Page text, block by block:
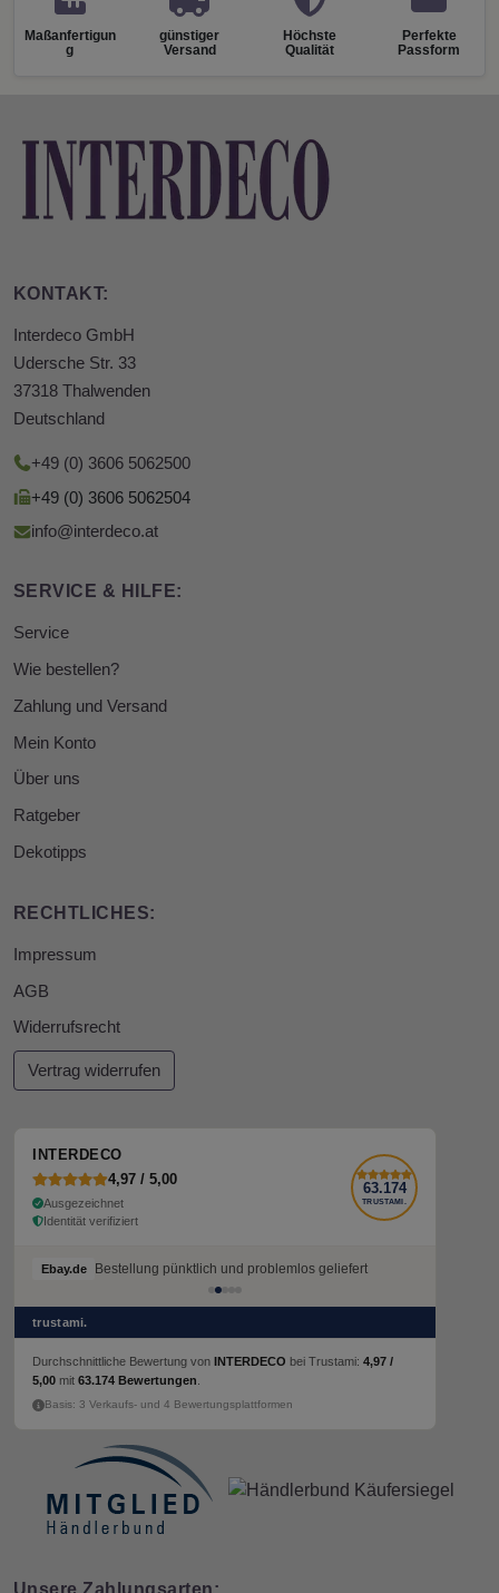
Maßanfertigun
g
günstiger
Versand
Höchste
Qualität
Perfekte
Passform
KONTAKT:
Interdeco GmbH
Udersche Str. 33
37318 Thalwenden
Deutschland
+49 (0) 3606 5062500
+49 (0) 3606 5062504
info@interdeco.at
SERVICE & HILFE:
Service
Wie bestellen?
Zahlung und Versand
Mein Konto
Über uns
Ratgeber
Dekotipps
RECHTLICHES:
Impressum
AGB
Widerrufsrecht
Vertrag widerrufen
INTERDECO
4,97 / 5,00
Ausgezeichnet
Identität verifiziert
63.174
TRUSTAMI.
Ebay.de Bestellung pünktlich und problemlos geliefert
Ebay.de Bestellung pünktlich und problemlos geliefert
trustami.
Durchschnittliche Bewertung von INTERDECO bei Trustami: 4,97 /
5,00 mit 63.174 Bewertungen
Basis: 3 Verkaufs- und 4 Bewertungsplattformen
Unsere Zahlungsarten: